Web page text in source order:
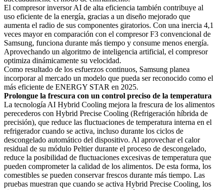
El compresor inversor AI de alta eficiencia también contribuye al
uso eficiente de la energía, gracias a un diseño mejorado que
aumenta el radio de sus componentes giratorios. Con una inercia 4,1
veces mayor en comparación con el compresor F3 convencional de
Samsung, funciona durante más tiempo y consume menos energía.
Aprovechando un algoritmo de inteligencia artificial, el compresor
optimiza dinámicamente su velocidad.
Como resultado de los esfuerzos continuos, Samsung planea
incorporar al mercado un modelo que pueda ser reconocido como el
más eficiente de ENERGY STAR en 2025.
Prolongue la frescura con un control preciso de la temperatura
La tecnología AI Hybrid Cooling mejora la frescura de los alimentos
perecederos con Hybrid Precise Cooling (Refrigeración híbrida de
precisión), que reduce las fluctuaciones de temperatura interna en el
refrigerador cuando se activa, incluso durante los ciclos de
descongelado automático del dispositivo. Al aprovechar el calor
residual de su módulo Peltier durante el proceso de descongelado,
reduce la posibilidad de fluctuaciones excesivas de temperatura que
pueden comprometer la calidad de los alimentos. De esta forma, los
comestibles se pueden conservar frescos durante más tiempo. Las
pruebas muestran que cuando se activa Hybrid Precise Cooling, los